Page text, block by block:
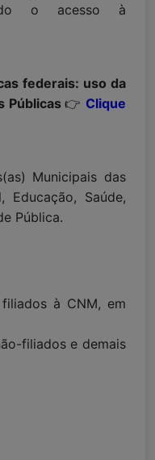
o acesso à
federais: uso da
Públicas 👉 Clique
Municipais das
Educação, Saúde,
Pública.
à CNM, em
filiados e demais